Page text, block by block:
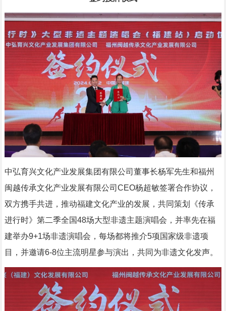
中弘育兴文化产业发展集团有限公司董事长杨军先生和福州
闽越传承文化产业发展有限公司CEO杨超敏签署合作协议，
双方携手共进，推动福建文化产业的发展，共同策划《传承
进行时》第二季全国48场大型非遗主题演唱会，并率先在福
建举办9+1场非遗演唱会，每场都将推介5项国家级非遗项
目，并邀请6-8位主流明星参与演出，共同为非遗文化发声。